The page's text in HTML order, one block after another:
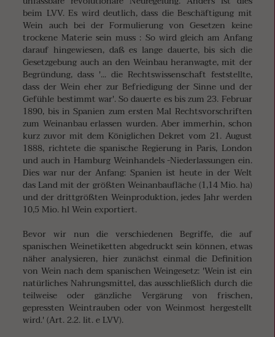
beim LVV. Es wird deutlich, dass die Beschäftigung mit
Wein auch bei der Formulierung von Gesetzen keine
trockene Materie sein muss : So wird gleich am Anfang
darauf hingewiesen, daß es lange dauerte, bis sich die
Gesetzgebung auch an den Weinbau heranwagte, mit der
Begründung, dass '... die Rechtswissenschaft feststellte,
dass der Wein eher zur Befriedigung der Sinne und der
Gefühle bestimmt war'. So dauerte es bis zum 23. Februar
1890, bis in Spanien zum ersten Mal Rechtsvorschriften
zum Weinanbau erlassen wurden. Aber immerhin, schon
kurz zuvor mit dem Königlichen Dekret vom 21. August
1888, richtete die spanische Regierung in Paris, London
und auch in Hamburg Weinhandels -Niederlassungen ein.
Dies war nur der Anfang: Spanien ist heute in der Welt
das Land mit der größten Weinanbaufläche (1,14 Mio. ha)
und der drittgrößten Weinproduktion, jedes Jahr werden
10,5 Mio. hl Wein exportiert.
Bevor wir nun die verschiedenen Begriffe, die auf
spanischen Weinetiketten abgedruckt sein können, etwas
näher analysieren, hier zunächst einmal die Definition
von Wein nach dem spanischen Weingesetz: 'Wein ist ein
natürliches Nahrungsmittel, das ausschließlich durch die
teilweise oder gänzliche Vergärung von frischen,
gepressten Weintrauben oder von Weinmost hergestellt
wird.' (Art. 2.2. lit. e LVV).